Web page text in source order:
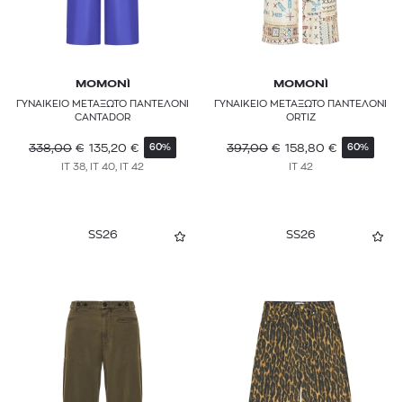
MOMONÌ
ΓΥΝΑΙΚΕΙΟ ΜΕΤΑΞΩΤΟ ΠΑΝΤΕΛΟΝΙ
CANTADOR
338,00 € 135,20 € 60%
IT 38, IT 40, IT 42
MOMONÌ
ΓΥΝΑΙΚΕΙΟ ΜΕΤΑΞΩΤΟ ΠΑΝΤΕΛΟΝΙ
ORTIZ
397,00 € 158,80 € 60%
IT 42
SS26 SS26